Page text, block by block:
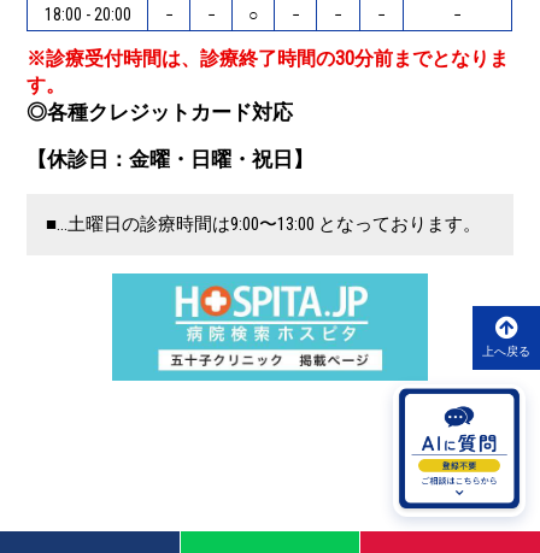
18:00 - 20:00
− − ○ − − − −
※診療受付時間は、診療終了時間の30分前までとなりま
す。
◎各種クレジットカード対応
【休診日：金曜・日曜・祝日】
■…土曜日の診療時間は9:00〜13:00 となっております。
上へ戻る